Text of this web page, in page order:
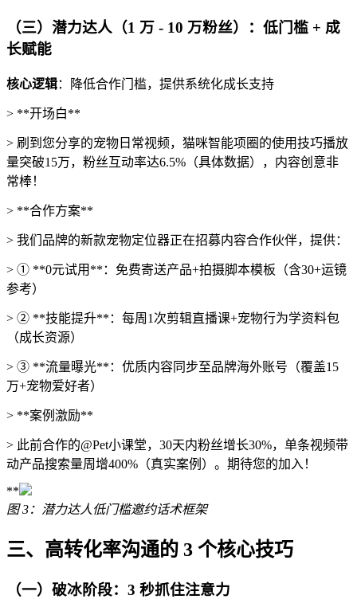
（三）潜力达人（1 万 - 10 万粉丝）：低门槛 + 成
长赋能
核心逻辑：降低合作门槛，提供系统化成长支持
> **开场白**
> 刷到您分享的宠物日常视频，猫咪智能项圈的使用技巧播放
量突破15万，粉丝互动率达6.5%（具体数据），内容创意非
常棒！
> **合作方案**
> 我们品牌的新款宠物定位器正在招募内容合作伙伴，提供：
> ① **0元试用**：免费寄送产品+拍摄脚本模板（含30+运镜
参考）
> ② **技能提升**：每周1次剪辑直播课+宠物行为学资料包
（成长资源）
> ③ **流量曝光**：优质内容同步至品牌海外账号（覆盖15
万+宠物爱好者）
> **案例激励**
> 此前合作的@Pet小课堂，30天内粉丝增长30%，单条视频带
动产品搜索量周增400%（真实案例）。期待您的加入！
**
图 3：潜力达人低门槛邀约话术框架
三、高转化率沟通的 3 个核心技巧
（一）破冰阶段：3 秒抓住注意力